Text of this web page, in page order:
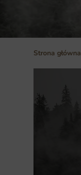
Strona główna